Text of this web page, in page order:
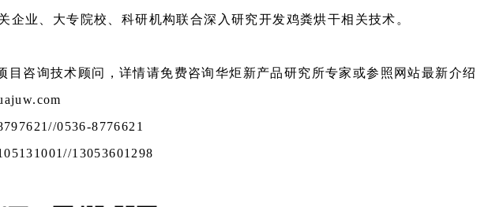
企业、大专院校、科研机构联合深入研究开发鸡粪烘干相关技术。
目咨询技术顾问，详情请免费咨询华炬新产品研究所专家或参照网站最新介绍
0536-8776621
13053601298